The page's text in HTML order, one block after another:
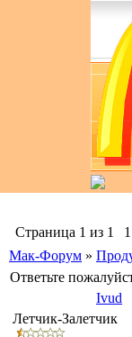
Страница 1 из 1
1
Мак-Форум »
Ответьте
Ivud
Летчик-Залетчик